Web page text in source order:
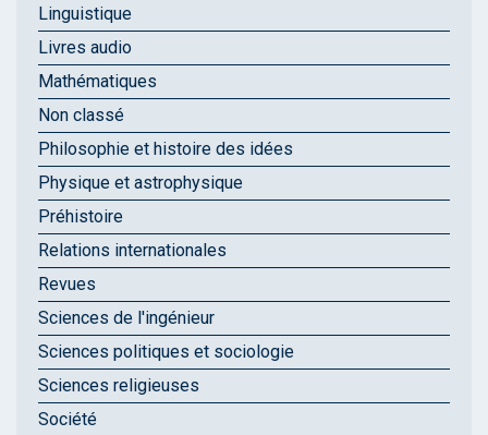
Linguistique
Livres audio
Mathématiques
Non classé
Philosophie et histoire des idées
Physique et astrophysique
Préhistoire
Relations internationales
Revues
Sciences de l'ingénieur
Sciences politiques et sociologie
Sciences religieuses
Société